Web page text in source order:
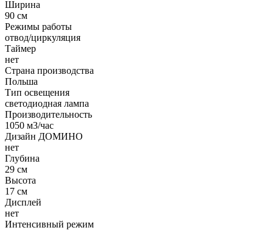
Ширина
90 см
Режимы работы
отвод/циркуляция
Таймер
нет
Страна производства
Польша
Тип освещения
светодиодная лампа
Производительность
1050 м3/час
Дизайн ДОМИНО
нет
Глубина
29 см
Высота
17 см
Дисплей
нет
Интенсивный режим